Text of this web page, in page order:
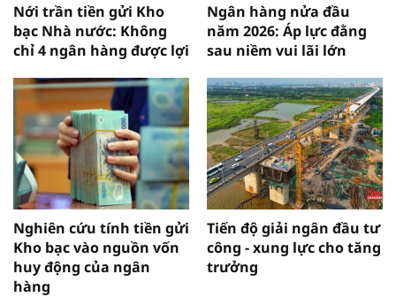
Nới trần tiền gửi Kho
bạc Nhà nước: Không
chỉ 4 ngân hàng được lợi
Ngân hàng nửa đầu
năm 2026: Áp lực đằng
sau niềm vui lãi lớn
Nghiên cứu tính tiền gửi
Kho bạc vào nguồn vốn
huy động của ngân
hàng
Tiến độ giải ngân đầu tư
công - xung lực cho tăng
trưởng